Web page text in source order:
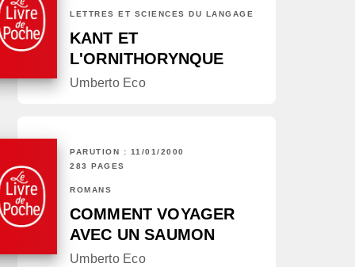
LETTRES ET SCIENCES DU LANGAGE
KANT ET
L'ORNITHORYNQUE
Umberto Eco
PARUTION : 11/01/2000
283 PAGES
ROMANS
COMMENT VOYAGER
AVEC UN SAUMON
Umberto Eco